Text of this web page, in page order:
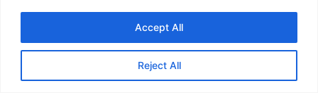
Reject All
Accept All
Een nette tuinafscheiding vraagt om meer dan alleen
een paar schermen en palen. Wilt u vooral een luxe
uitstraling, dan kan een hout-beton schutting met
hoge betonplaat of zwarte accenten goed passen.